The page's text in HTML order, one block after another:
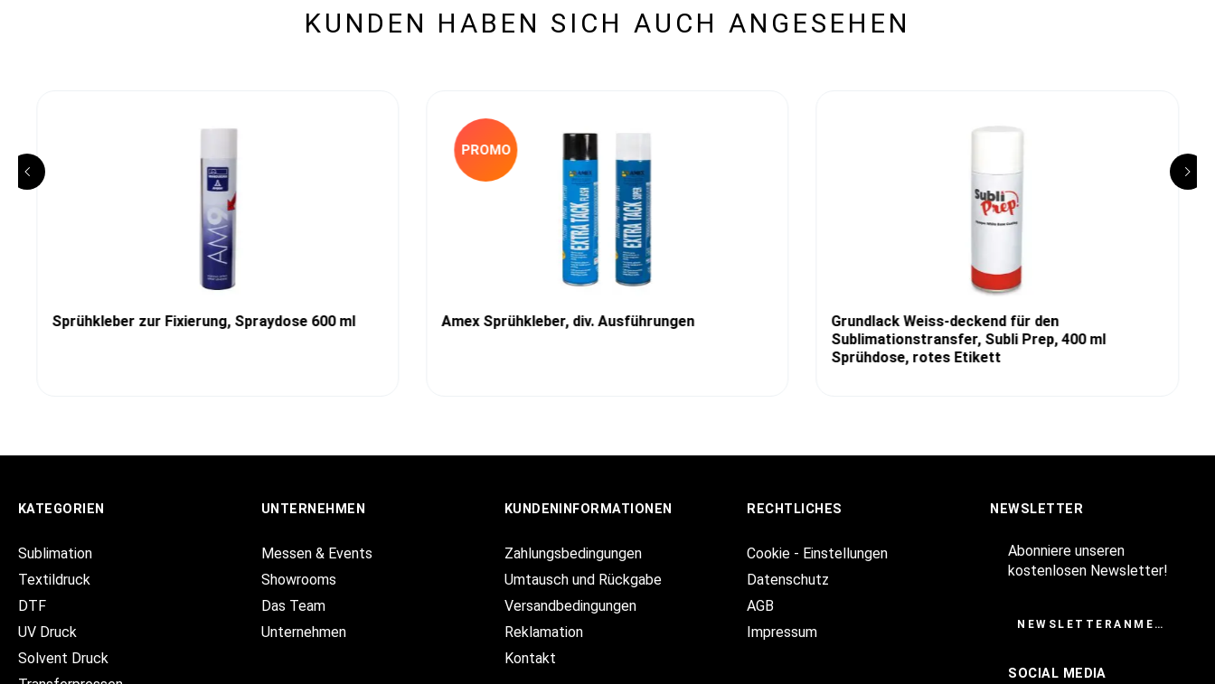
KUNDEN HABEN SICH AUCH ANGESEHEN
Sprühkleber zur Fixierung, Spraydose 600 ml
PROMO
Amex Sprühkleber, div. Ausführungen
Grundlack Weiss-deckend für den
Sublimationstransfer, Subli Prep, 400 ml
Sprühdose, rotes Etikett
KATEGORIEN
Sublimation
Textildruck
DTF
UV Druck
Solvent Druck
UNTERNEHMEN
Messen & Events
Showrooms
Das Team
Unternehmen
KUNDENINFORMATIONEN
Zahlungsbedingungen
Umtausch und Rückgabe
Versandbedingungen
Reklamation
Kontakt
RECHTLICHES
Cookie - Einstellungen
Datenschutz
AGB
Impressum
NEWSLETTER
Abonniere unseren
kostenlosen Newsletter!
NEWSLETTERANMELDUNG
SOCIAL MEDIA